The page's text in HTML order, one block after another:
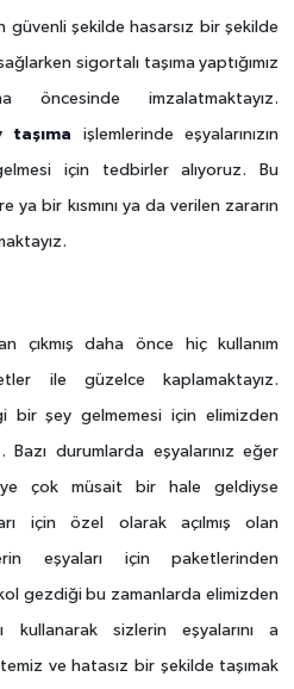
güvenli şekilde hasarsız bir şekilde
sigortalı taşıma yaptığımız
öncesinde imzalatmaktayız.
taşıma işlemlerinde eşyalarınızın
için tedbirler alıyoruz. Bu
bir kısmını ya da verilen zararın
çıkmış daha önce hiç kullanım
ile güzelce kaplamaktayız.
bir şey gelmemesi için elimizden
durumlarda eşyalarınız eğer
çok müsait bir hale geldiyse
için özel olarak açılmış olan
eşyaları için paketlerinden
kol gezdiği bu zamanlarda elimizden
kullanarak sizlerin eşyalarını a
ve hatasız bir şekilde taşımak